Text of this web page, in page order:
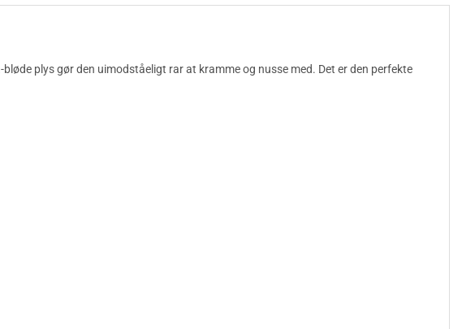
plys gør den uimodståeligt rar at kramme og nusse med. Det er den perfekte